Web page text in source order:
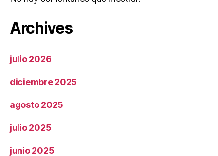
Archives
julio 2026
diciembre 2025
agosto 2025
julio 2025
junio 2025